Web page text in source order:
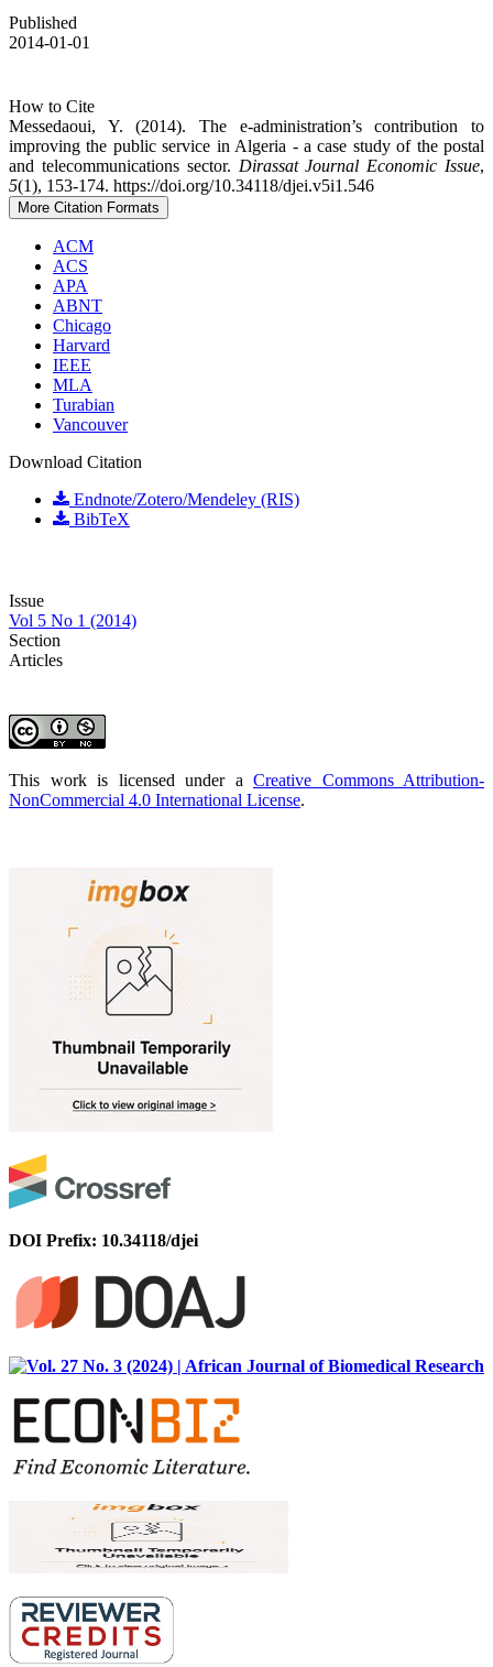
Published
2014-01-01
How to Cite
Messedaoui, Y. (2014). The e-administration’s contribution to
improving the public service in Algeria - a case study of the postal
and telecommunications sector. Dirassat Journal Economic Issue,
5(1), 153-174. https://doi.org/10.34118/djei.v5i1.546
More Citation Formats
ACM
ACS
APA
ABNT
Chicago
Harvard
IEEE
MLA
Turabian
Vancouver
Download Citation
Endnote/Zotero/Mendeley (RIS)
BibTeX
Issue
Vol 5 No 1 (2014)
Section
Articles
This work is licensed under a Creative Commons Attribution-
NonCommercial 4.0 International License.
DOI Prefix: 10.34118/djei